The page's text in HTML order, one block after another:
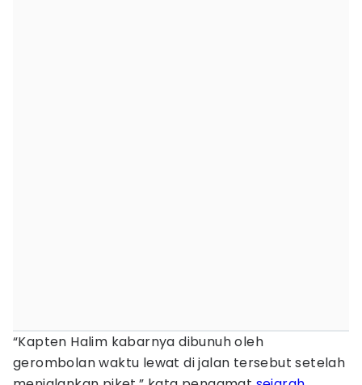
“Kapten Halim kabarnya dibunuh oleh
gerombolan waktu lewat di jalan tersebut setelah